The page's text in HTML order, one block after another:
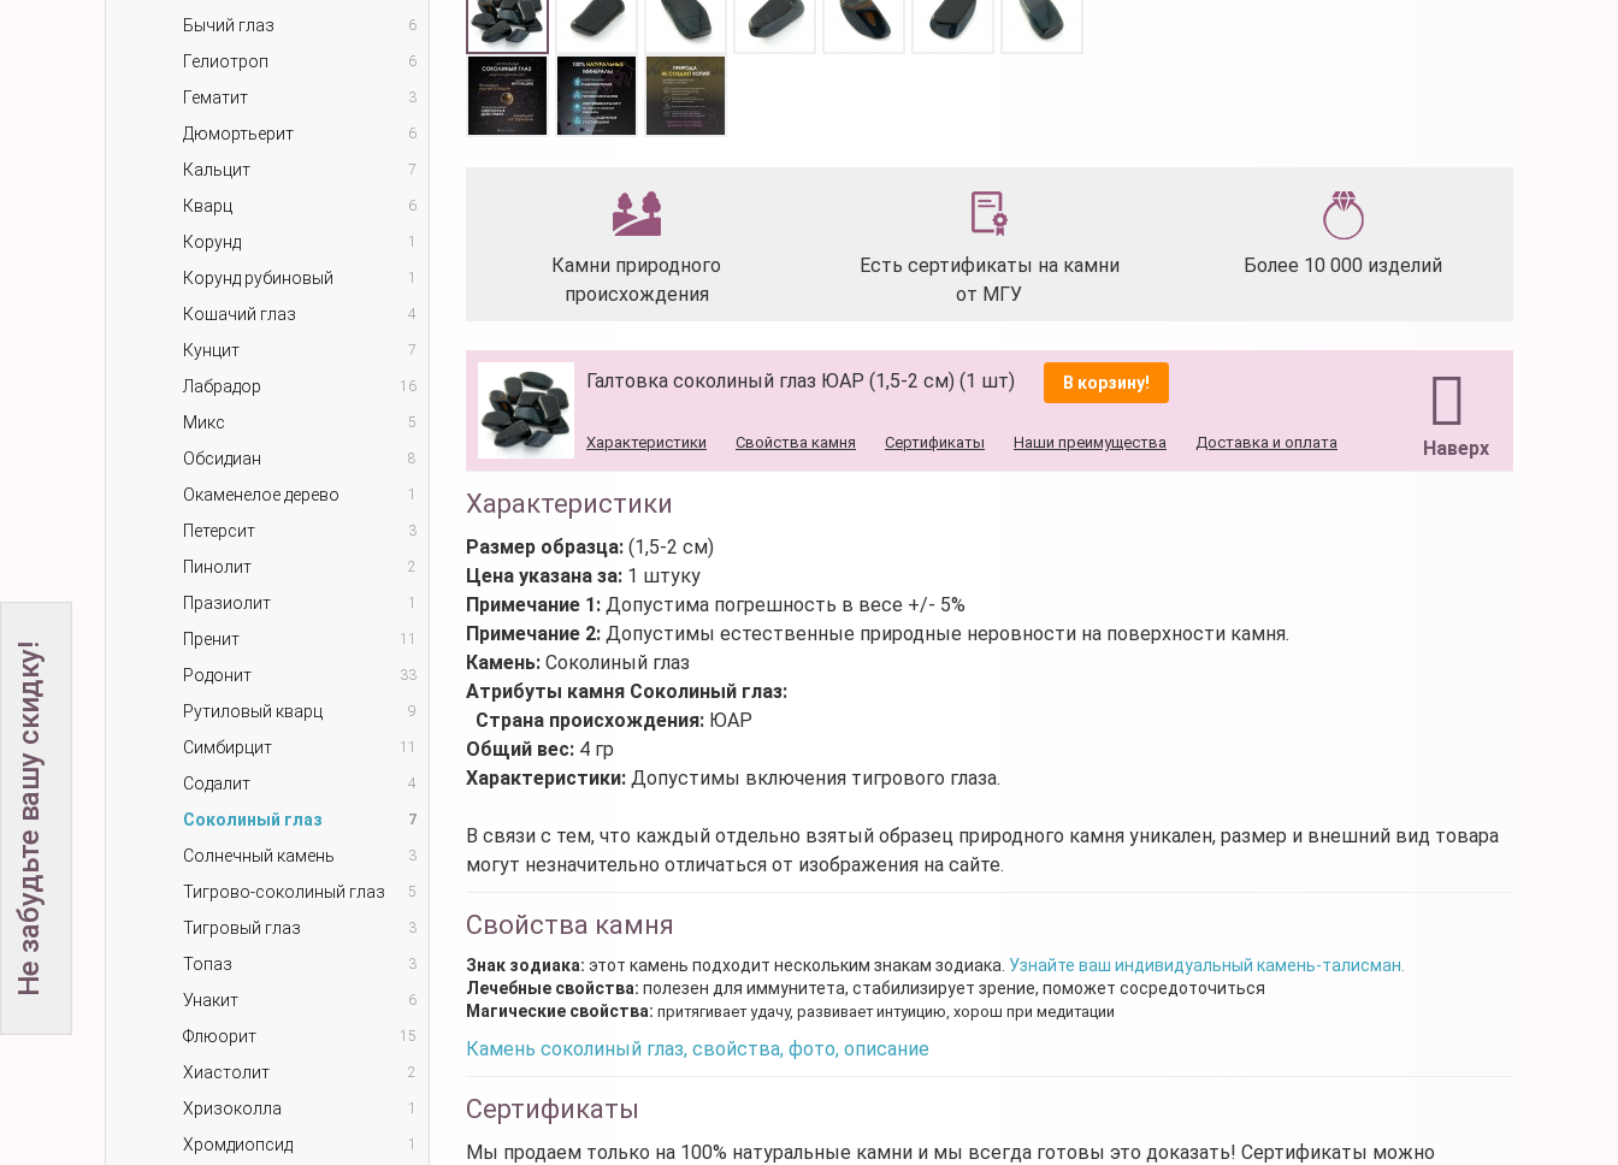
Бычий глаз 6
Гелиотроп 6
Гематит 3
Дюмортьерит 6
Кальцит 7
Кварц 6
Корунд 1
Корунд рубиновый 1
Кошачий глаз 4
Кунцит 7
Лабрадор 16
Микс 5
Обсидиан 8
Окаменелое дерево 1
Петерсит 3
Пинолит 2
Празиолит 1
Пренит 11
Родонит 33
Рутиловый кварц 9
Симбирцит 11
Содалит 4
Соколиный глаз 7
Солнечный камень 3
Тигрово-соколиный глаз 5
Тигровый глаз 3
Топаз 3
Унакит 6
Флюорит 15
Хиастолит 2
Хризоколла 1
Хромдиопсид 1
Камни природного
происхождения
Есть сертификаты на камни
от МГУ
Более 10 000 изделий
Галтовка соколиный глаз ЮАР (1,5-2 см) (1 шт) В корзину!
Наверх
Характеристики Свойства камня Сертификаты Наши преимущества Доставка и оплата
Характеристики
Размер образца: (1,5-2 см)
Цена указана за: 1 штуку
Примечание 1: Допустима погрешность в весе +/- 5%
Примечание 2: Допустимы естественные природные неровности на поверхности камня.
Камень: Соколиный глаз
Атрибуты камня Соколиный глаз:
Страна происхождения: ЮАР
Общий вес: 4 гр
Характеристики: Допустимы включения тигрового глаза.
В связи с тем, что каждый отдельно взятый образец природного камня уникален, размер и внешний вид товара
могут незначительно отличаться от изображения на сайте.
Свойства камня
Знак зодиака: этот камень подходит нескольким знакам зодиака. Узнайте ваш индивидуальный камень-талисман.
Лечебные свойства: полезен для иммунитета, стабилизирует зрение, поможет сосредоточиться
Магические свойства: притягивает удачу, развивает интуицию, хорош при медитации
Камень соколиный глаз, свойства, фото, описание
Сертификаты
Мы продаем только на 100% натуральные камни и мы всегда готовы это доказать! Сертификаты можно
Не забудьте вашу скидку!